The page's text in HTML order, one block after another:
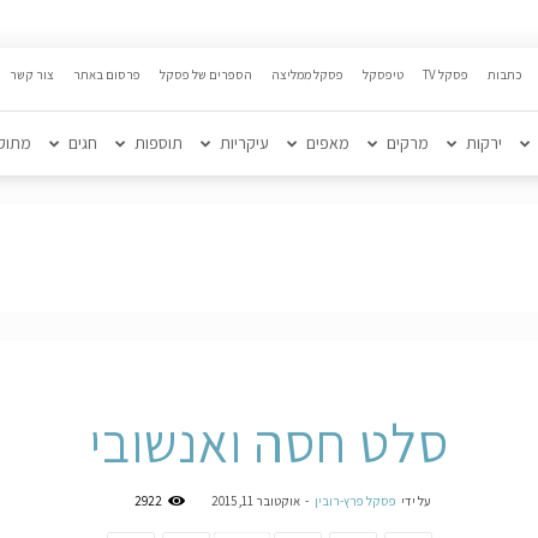
כתבות פסקל TV טיפסקל פסקל ממליצה הספרים של פסקל פרסום באתר צור קשר
ירקות מרקים מאפים עיקריות תוספות חגים
סלט חסה ואנשובי
על ידי פסקל פרץ-רובין - אוקטובר 11, 2015 2922